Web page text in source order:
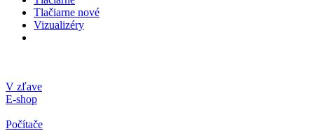
Tlačiarne nové
Vizualizéry
V zľave
E-shop
Počítače